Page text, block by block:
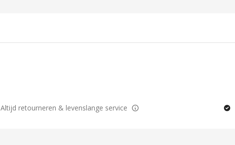
Altijd retourneren & levenslange service